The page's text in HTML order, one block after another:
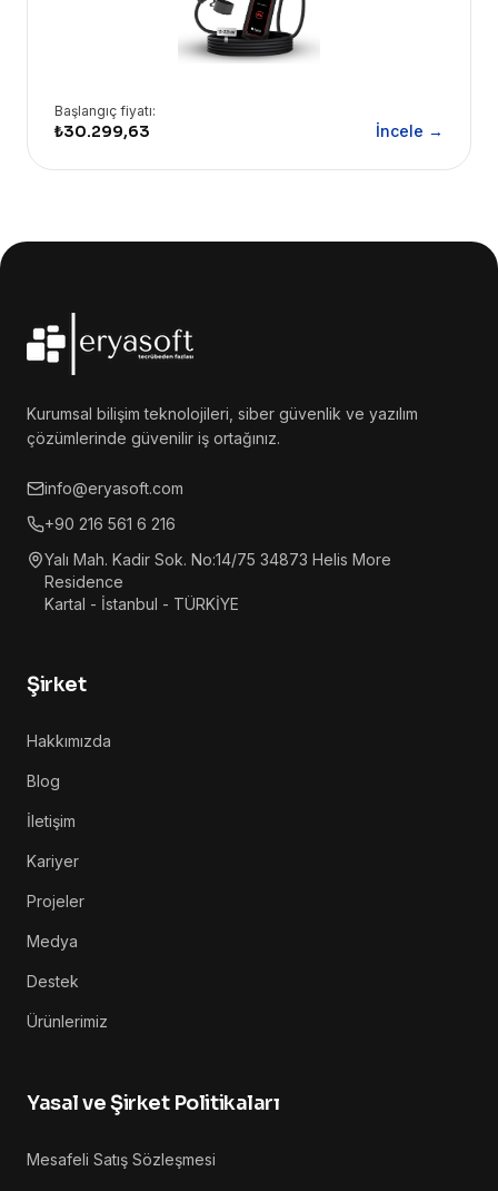
Başlangıç fiyatı:
₺30.299,63 İncele →
Kurumsal bilişim teknolojileri, siber güvenlik ve yazılım
çözümlerinde güvenilir iş ortağınız.
info@eryasoft.com
+90 216 561 6 216
Yalı Mah. Kadir Sok. No:14/75 34873 Helis More
Residence
Kartal - İstanbul - TÜRKİYE
Şirket
Hakkımızda
Blog
İletişim
Kariyer
Projeler
Medya
Destek
Ürünlerimiz
Yasal ve Şirket Politikaları
Mesafeli Satış Sözleşmesi